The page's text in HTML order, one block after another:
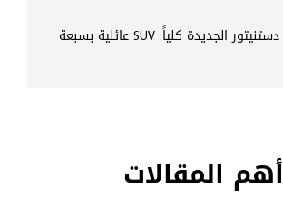
ميتسوبيشي دستنيتور الجديدة كلياً: SUV عائلية بسبعة
أهم المقالات